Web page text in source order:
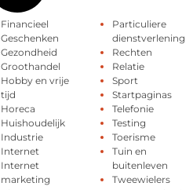
Financieel
Geschenken
Gezondheid
Groothandel
Hobby en vrije
tijd
Horeca
Huishoudelijk
Industrie
Internet
Internet
marketing
Particuliere
dienstverlening
Rechten
Relatie
Sport
Startpaginas
Telefonie
Testing
Toerisme
Tuin en
buitenleven
Tweewielers